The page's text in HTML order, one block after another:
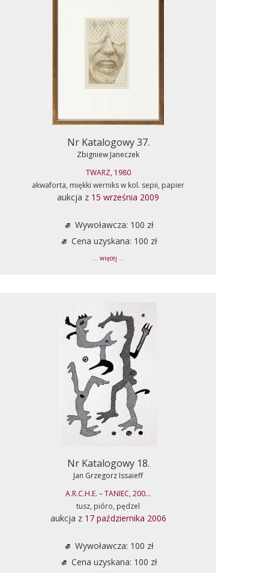
Nr Katalogowy 37.
Zbigniew Janeczek
TWARZ, 1980
akwaforta, miękki werniks w kol. sepii, papier
aukcja z 15 września 2009
Wywoławcza: 100 zł
Cena uzyskana: 100 zł
... więcej ...
Nr Katalogowy 18.
Jan Grzegorz Issaieff
A.R.C.H.E. – TANIEC, 200...
tusz, pióro, pędzel
aukcja z 17 października 2006
Wywoławcza: 100 zł
Cena uzyskana: 100 zł